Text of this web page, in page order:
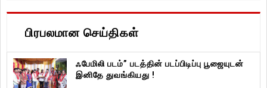
பிரபலமான செய்திகள்
ஃபேமிலி படம்” படத்தின் படப்பிடிப்பு பூஜையுடன்
இனிதே துவங்கியது !